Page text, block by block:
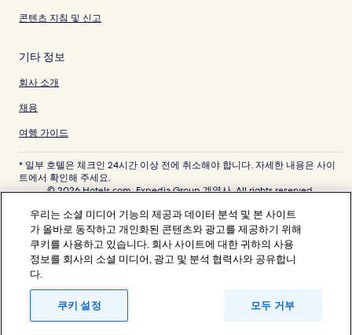
콘텐츠 지침 및 신고
기타 정보
회사 소개
채용
여행 가이드
* 일부 호텔은 체크인 24시간 이상 전에 취소해야 합니다. 자세한 내용은 사이
트에서 확인해 주세요.
© 2026 Hotels.com, Expedia Group 계열사. All rights reserved.
LP의 상표 또는 등록 상표입니다. 기타 모든 상표는 해당 소유권자의 자산입니
분쟁 해결: 전화: 82-3480-0145, 이메일: CS@koreasupport.hotels.com
트래블파트너익스체인지코리아 주식회사. 사업자등록번호: 821-88-01025
익스피디아트래블코리아 주식회사, 서울특별시 종로구 종로5길 7(청진동). 사
업자등록번호: 724-86-00245.
관광사업자등록번호: 제2016-000008호, 통신판매업신고번호: 2015-서울종
로-1091, 대표이사: 정경륜
우리는 소셜 미디어 기능의 제공과 데이터 분석 및 본 사이트
가 올바로 동작하고 개인화된 콘텐츠와 광고를 제공하기 위해
쿠키를 사용하고 있습니다. 회사 사이트에 대한 귀하의 사용
정보를 회사의 소셜 미디어, 광고 및 분석 협력사와 공유합니
다.
쿠키 설정 모두 거부